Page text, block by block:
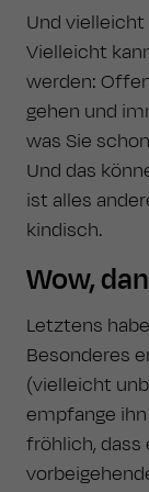
Und vielleicht
Vielleicht
werden:
gehen und
was Sie
Und das
ist alles
kindisch.
Wow,
Letztens
Besonderes
(vielleicht
empfange
fröhlich, dass